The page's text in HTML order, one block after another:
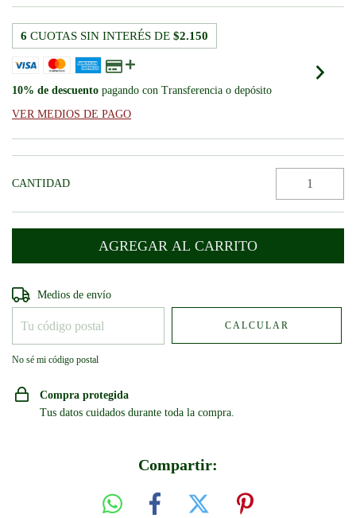
6 CUOTAS SIN INTERÉS DE $2.150
10% de descuento pagando con Transferencia o depósito
VER MEDIOS DE PAGO
CANTIDAD
Entregas para el CP:
Medios de envío
CALCULAR
No sé mi código postal
Compra protegida
Tus datos cuidados durante toda la compra.
Compartir: